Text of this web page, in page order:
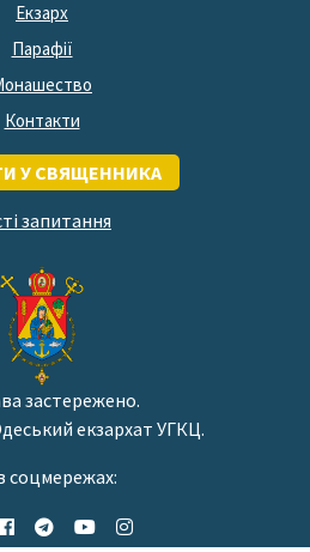
Екзарх
Парафії
Контакти
У СВЯЩЕННИКА
запитання
застережено.
екзархат УГКЦ.
соцмережах: